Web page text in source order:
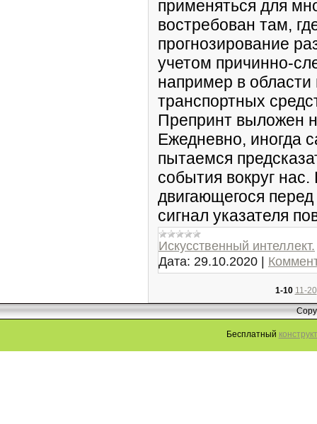
применяться для
востребован там,
прогнозирование
учетом причинно-
например в
транспортных
Препринт выложен
Ежедневно, иногда
пытаемся
события вокруг
двигающегося
сигнал указателя
Искусственный интеллект.
Дата: 29.10.2020 |
1-10 11-20
Бесплатный